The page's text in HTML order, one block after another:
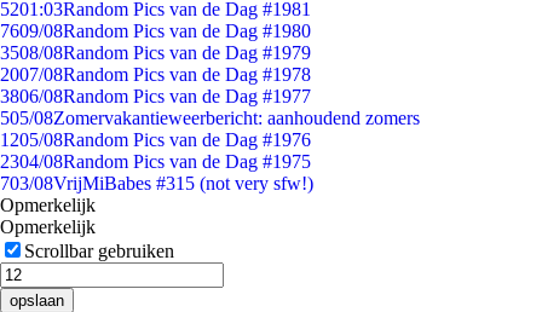
5201:03Random Pics van de Dag #1981
7609/08Random Pics van de Dag #1980
3508/08Random Pics van de Dag #1979
2007/08Random Pics van de Dag #1978
3806/08Random Pics van de Dag #1977
505/08Zomervakantieweerbericht: aanhoudend zomers
1205/08Random Pics van de Dag #1976
2304/08Random Pics van de Dag #1975
703/08VrijMiBabes #315 (not very sfw!)
Opmerkelijk
Opmerkelijk
Scrollbar gebruiken
opslaan